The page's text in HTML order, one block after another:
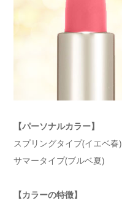
【パーソナルカラー】
スプリングタイプ(イエベ春)
サマータイプ(ブルベ夏)
【カラーの特徴】